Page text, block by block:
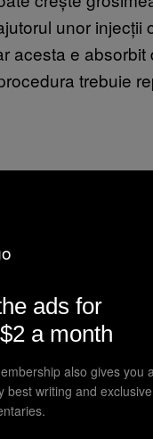
unor injecții
acesta e absorbit
trebuie
ads for
a month
also gives you
best writing and